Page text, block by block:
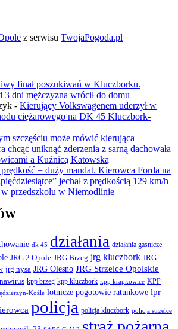
z serwisu TwojaPogoda.pl
finał poszukiwań w Kluczborku.
3 dni mężczyzna wrócił do domu
- Kierujący Volkswagenem uderzył w
ciężarowego na DK 45 Kluczbork-
szczęściu może mówić kierująca
chcąc uniknąć zderzenia z sarną dachowała
a Kuźnicą Katowską
= duży mandat. Kierowca Forda na
jechał z prędkością 129 km/h
w przedszkolu w Niemodlinie
dk 45 działania działania gaśnicze
JRG 2 Opole JRG Brzeg jrg kluczbork JRG
jrg nysa JRG Olesno JRG Strzelce Opolskie
kpp brzeg kpp kluczbork kpp krapkowice KPP
Koźle lotnicze pogotowie ratunkowe lpr
policja policja kluczbork policja strzelce